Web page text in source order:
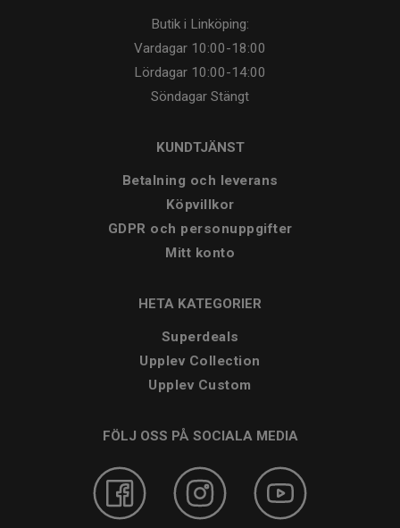
Butik i Linköping:
Vardagar 10:00-18:00
Lördagar 10:00-14:00
Söndagar Stängt
KUNDTJÄNST
Betalning och leverans
Köpvillkor
GDPR och personuppgifter
Mitt konto
HETA KATEGORIER
Superdeals
Upplev Collection
Upplev Custom
FÖLJ OSS PÅ SOCIALA MEDIA